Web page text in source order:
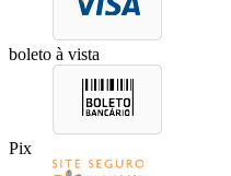
boleto à vista
Pix